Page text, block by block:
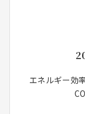
エネルギー効